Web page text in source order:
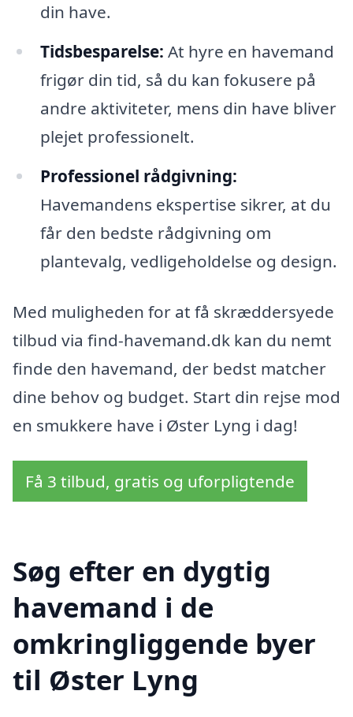
din have.
Tidsbesparelse: At hyre en havemand
frigør din tid, så du kan fokusere på
andre aktiviteter, mens din have bliver
plejet professionelt.
Professionel rådgivning:
Havemandens ekspertise sikrer, at du
får den bedste rådgivning om
plantevalg, vedligeholdelse og design.
Med muligheden for at få skræddersyede
tilbud via find-havemand.dk kan du nemt
finde den havemand, der bedst matcher
dine behov og budget. Start din rejse mod
en smukkere have i Øster Lyng i dag!
Få 3 tilbud, gratis og uforpligtende
Søg efter en dygtig
havemand i de
omkringliggende byer
til Øster Lyng